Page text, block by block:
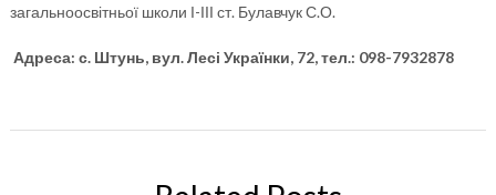
загальноосвітньої школи І-ІІІ ст. Булавчук С.О.
Адреса: с. Штунь, вул. Лесі Українки, 72, тел.: 098-7932878